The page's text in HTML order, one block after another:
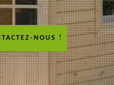
NOUS !